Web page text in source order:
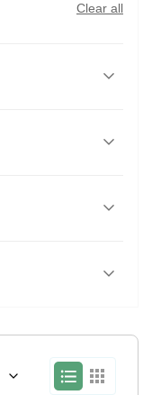
Clear all